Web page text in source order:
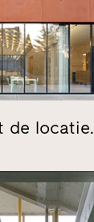
de locatie.